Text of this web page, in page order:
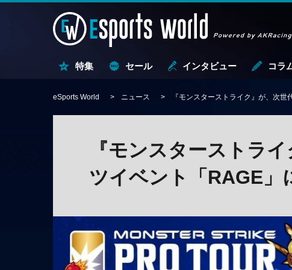
特集 セール インタビュー コラ
eSports World ニュース 『モンスターストライク』が、次
『モンスターストラ
ツイベント「RAGE」